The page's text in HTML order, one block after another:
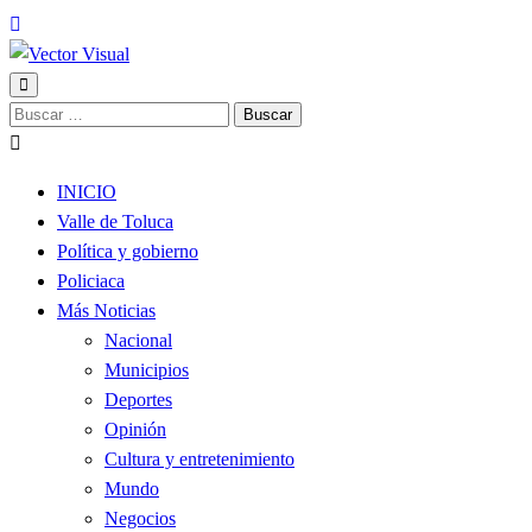
Vector Visual
Noticias y Producción Audiovisual
Buscar:
INICIO
Valle de Toluca
Política y gobierno
Policiaca
Más Noticias
Nacional
Municipios
Deportes
Opinión
Cultura y entretenimiento
Mundo
Negocios